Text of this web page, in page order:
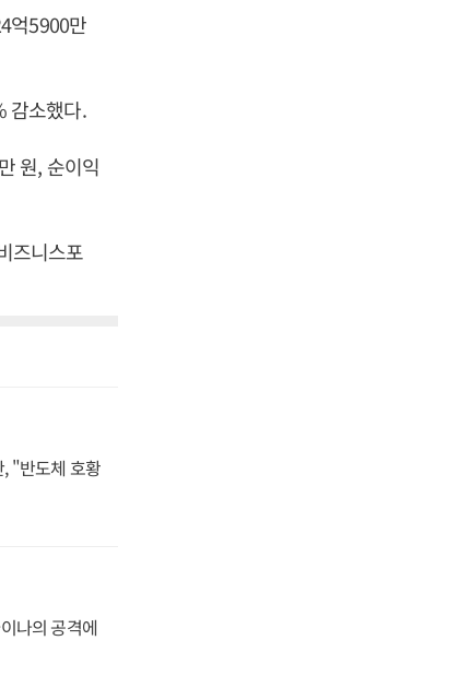
억5900만
감소했다.
원, 순이익
즈니스포
"반도체 호황
나의 공격에